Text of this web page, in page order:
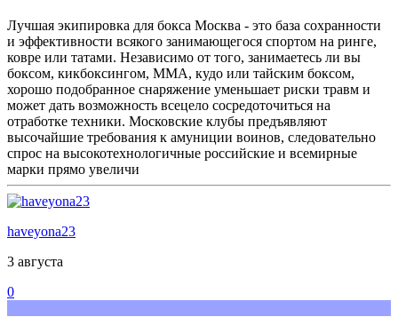
Лучшая экипировка для бокса Москва - это база сохранности
и эффективности всякого занимающегося спортом на ринге,
ковре или татами. Независимо от того, занимаетесь ли вы
боксом, кикбоксингом, ММА, кудо или тайским боксом,
хорошо подобранное снаряжение уменьшает риски травм и
может дать возможность всецело сосредоточиться на
отработке техники. Московские клубы предъявляют
высочайшие требования к амуниции воинов, следовательно
спрос на высокотехнологичные российские и всемирные
марки прямо увеличи
haveyona23
3 августа
0